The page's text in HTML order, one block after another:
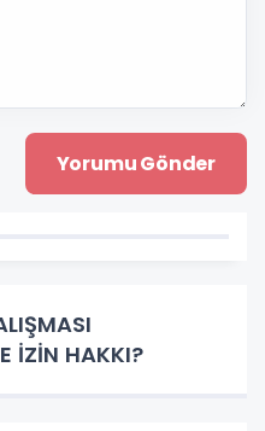
İZİN HAKKI?